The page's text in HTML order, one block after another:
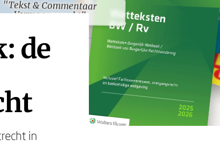
"Tekst & Commentaar
Vermogensrecht"
"Tekst & Commentaar
Vermogensrecht"
de
in